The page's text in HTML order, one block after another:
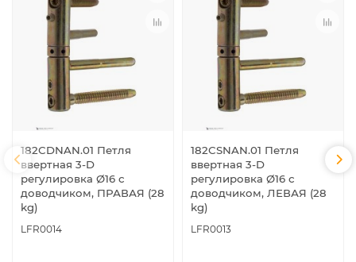
182СDNAN.01 Петля
ввертная 3-D
регулировка Ø16 с
доводчиком, ПРАВАЯ (28
kg)
LFR0014
182СSNAN.01 Петля
ввертная 3-D
регулировка Ø16 с
доводчиком, ЛЕВАЯ (28
kg)
LFR0013